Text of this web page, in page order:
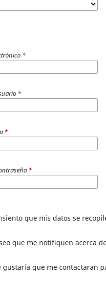
*
*
*
*
que mis datos se
que me notifiquen acerca
gustaría que me contactaran